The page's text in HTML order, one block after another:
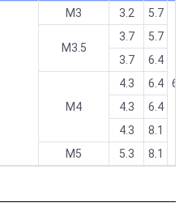
M3 3.2 5.7
6.5
M3.5
3.7
5.7
3.7
6.4
M4
4.3
6.4
4.3
6.4
4.3
8.1
M5 5.3 8.1